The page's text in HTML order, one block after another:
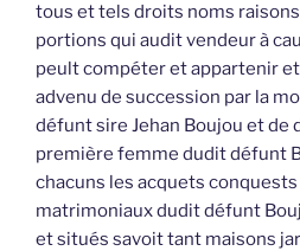
tous et tels droits noms
portions qui audit vendeur à
peult compéter et appartenir
advenu de succession par la
défunt sire Jehan Boujou et de
première femme dudit défunt
chacuns les acquets
matrimoniaux dudit défunt
et situés savoit tant maisons